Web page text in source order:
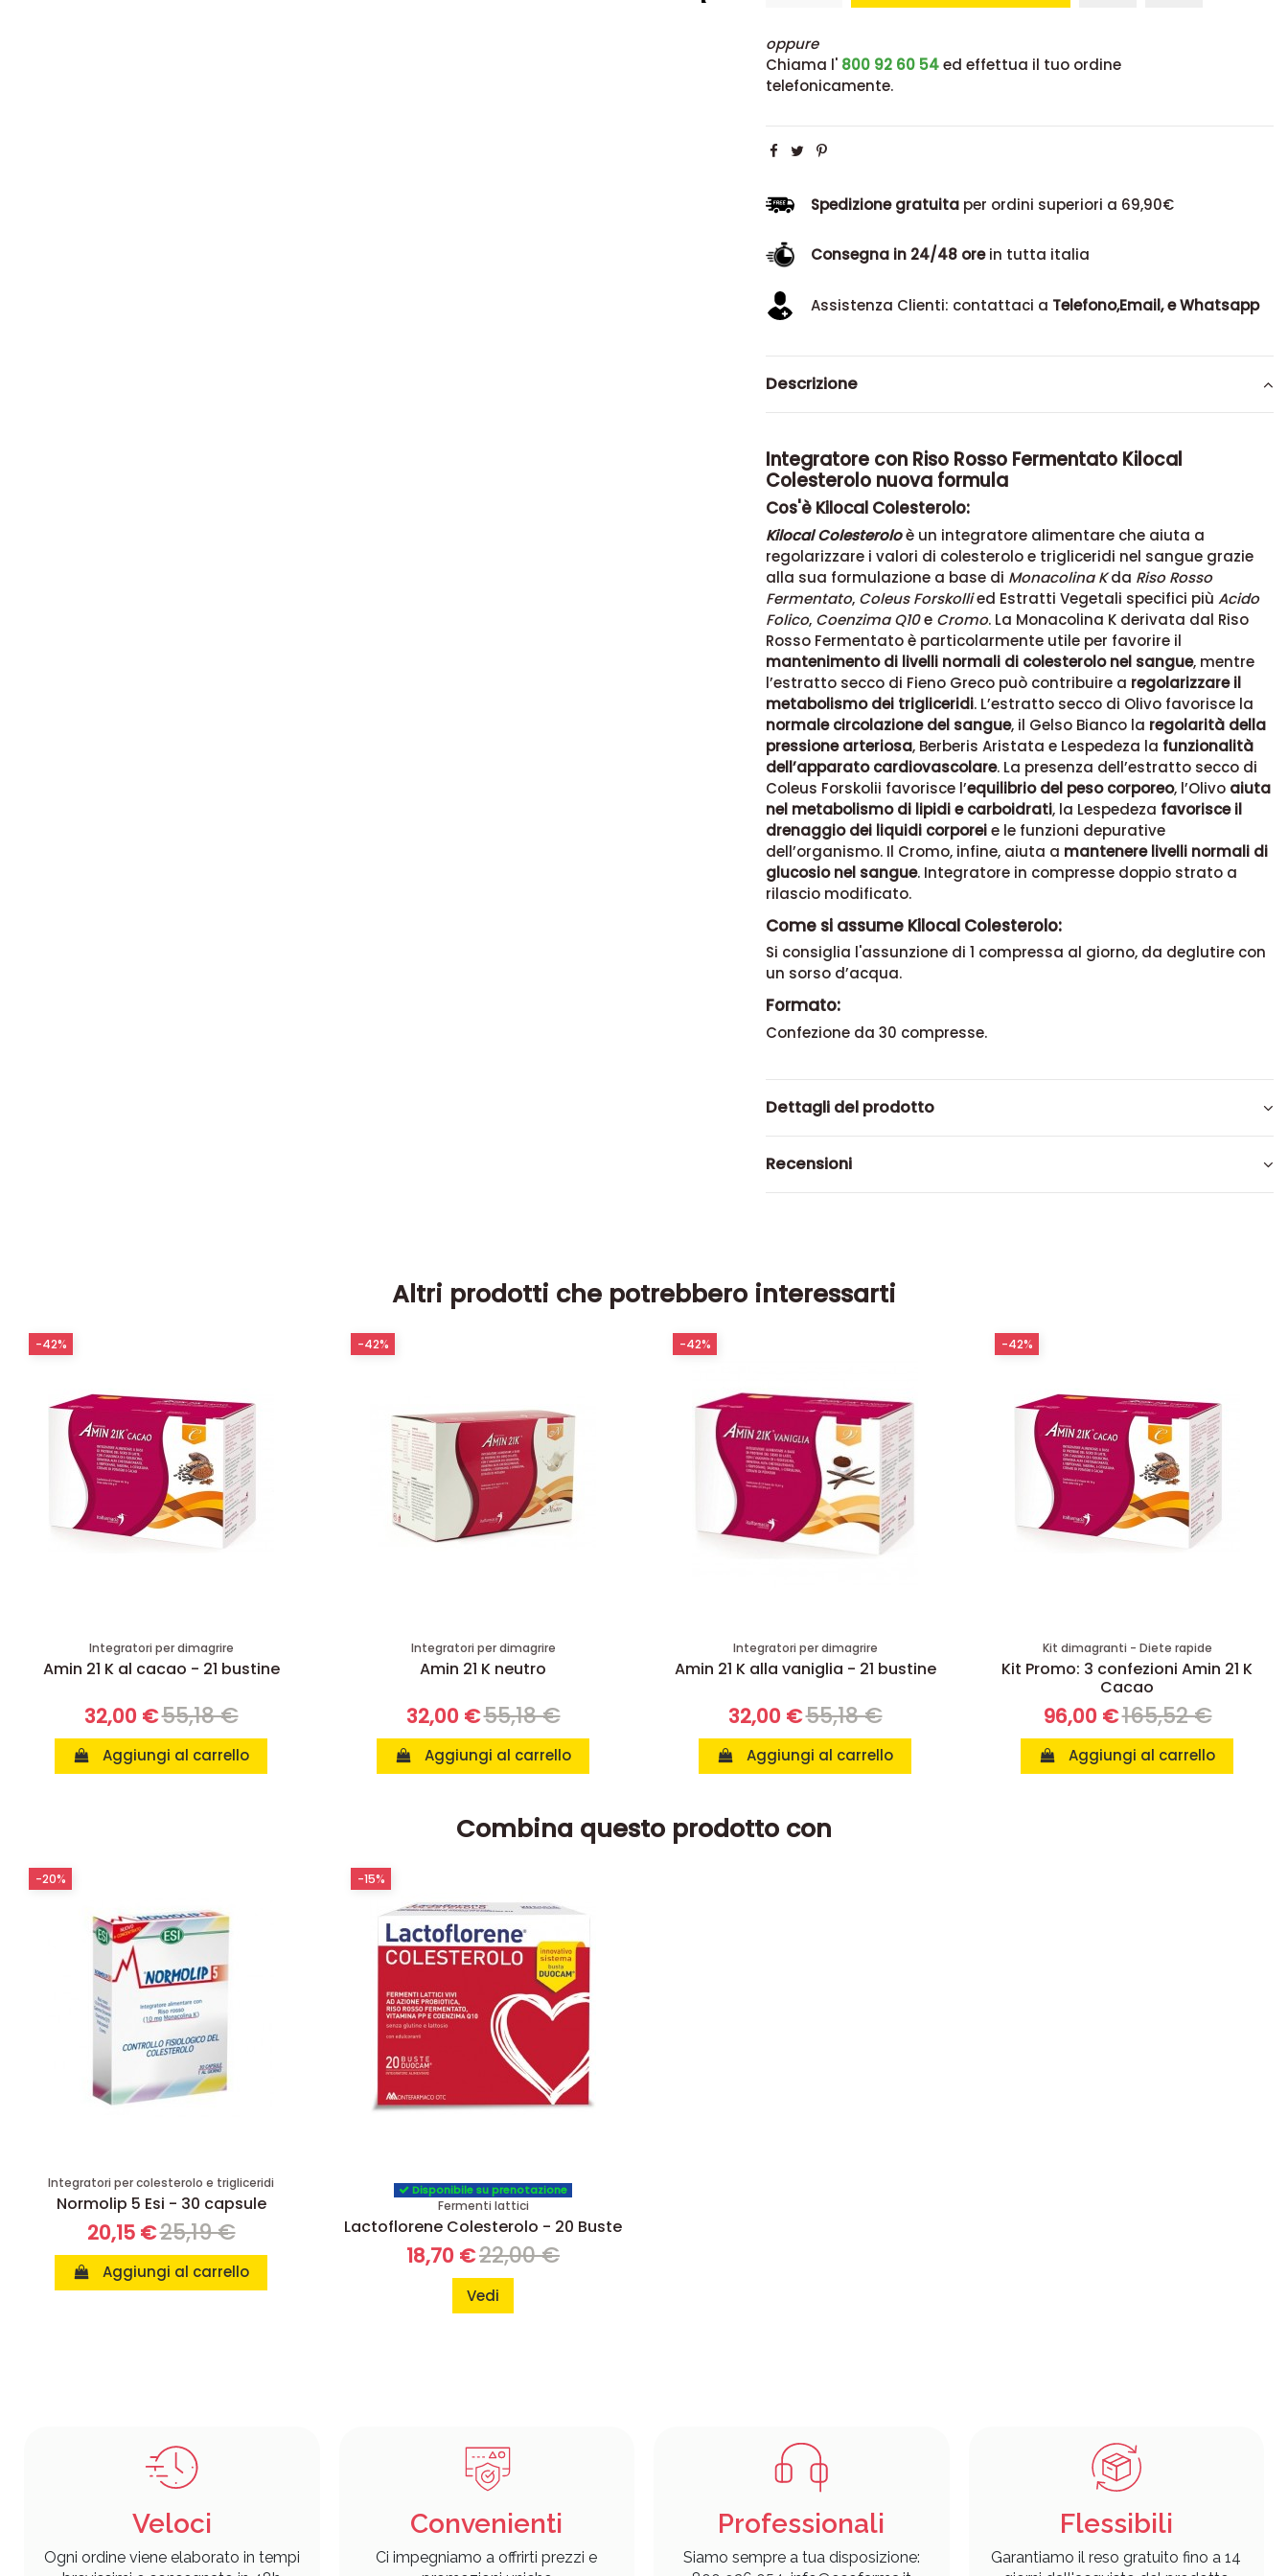
oppure
Chiama l' 800 92 60 54ed effettua il tuo ordine
telefonicamente.
Spedizione gratuitaper ordini superiori a 69,90€
Consegna in 24/48 orein tutta italia
Assistenza Clienti: contattaci a Telefono,Email, e Whatsapp
Descrizione
Integratore con Riso Rosso Fermentato Kilocal
Colesterolo nuova formula
Cos'è Kilocal Colesterolo:
Kilocal Colesteroloè un integratore alimentare che aiuta a
regolarizzare i valori di colesterolo e trigliceridi nel sangue grazie
alla sua formulazione a base di Monacolina Kda Riso Rosso
Fermentato, Coleus Forskollied Estratti Vegetali specifici più Acido
Folico, Coenzima Q10e Cromo. La Monacolina K derivata dal Riso
Rosso Fermentato è particolarmente utile per favorire il
mantenimento di livelli normali di colesterolo nel sangue, mentre
l’estratto secco di Fieno Greco può contribuire a regolarizzare il
metabolismo dei trigliceridi. L’estratto secco di Olivo favorisce la
normale circolazione del sangue, il Gelso Bianco la regolarità della
pressione arteriosa, Berberis Aristata e Lespedeza la funzionalità
dell’apparato cardiovascolare. La presenza dell’estratto secco di
Coleus Forskolii favorisce l’equilibrio del peso corporeo, l’Olivo aiuta
nel metabolismo di lipidi e carboidrati, la Lespedeza favorisce il
drenaggio dei liquidi corporeie le funzioni depurative
dell’organismo. Il Cromo, infine, aiuta a mantenere livelli normali di
glucosio nel sangue. Integratore in compresse doppio strato a
rilascio modificato.
Come si assume Kilocal Colesterolo:
Si consiglia l'assunzione di 1 compressa al giorno, da deglutire con
un sorso d’acqua.
Formato:
Confezione da 30 compresse.
Dettagli del prodotto
Recensioni
Altri prodotti che potrebbero interessarti
Integratori per dimagrire
Amin 21 K al cacao - 21 bustine
32,00 €55,18 €
Aggiungi al carrello
-42%
Integratori per dimagrire
Amin 21 K neutro
32,00 €55,18 €
Aggiungi al carrello
-42%
Integratori per dimagrire
Amin 21 K alla vaniglia - 21 bustine
32,00 €55,18 €
Aggiungi al carrello
-42%
Kit dimagranti - Diete rapide
Kit Promo: 3 confezioni Amin 21 K
Cacao
96,00 €165,52 €
Aggiungi al carrello
-42%
Combina questo prodotto con
Integratori per colesterolo e trigliceridi
Normolip 5 Esi - 30 capsule
20,15 €25,19 €
Aggiungi al carrello
-20%
Disponibile su prenotazione
Fermenti lattici
Lactoflorene Colesterolo - 20 Buste
18,70 €22,00 €
Vedi
-15%
Veloci
Ogni ordine viene elaborato in tempi
Convenienti
Ci impegniamo a offrirti prezzi e
Professionali
Siamo sempre a tua disposizione:
Flessibili
Garantiamo il reso gratuito fino a 14